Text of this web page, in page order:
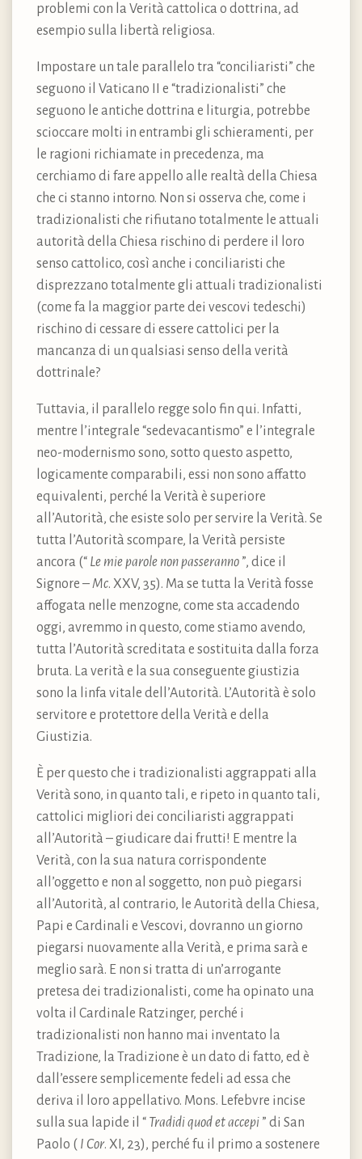
problemi con la Verità cattolica o dottrina, ad
esempio sulla libertà religiosa.
Impostare un tale parallelo tra “conciliaristi” che
seguono il Vaticano II e “tradizionalisti” che
seguono le antiche dottrina e liturgia, potrebbe
scioccare molti in entrambi gli schieramenti, per
le ragioni richiamate in precedenza, ma
cerchiamo di fare appello alle realtà della Chiesa
che ci stanno intorno. Non si osserva che, come i
tradizionalisti che rifiutano totalmente le attuali
autorità della Chiesa rischino di perdere il loro
senso cattolico, così anche i conciliaristi che
disprezzano totalmente gli attuali tradizionalisti
(come fa la maggior parte dei vescovi tedeschi)
rischino di cessare di essere cattolici per la
mancanza di un qualsiasi senso della verità
dottrinale?
Tuttavia, il parallelo regge solo fin qui. Infatti,
mentre l’integrale “sedevacantismo” e l’integrale
neo-modernismo sono, sotto questo aspetto,
logicamente comparabili, essi non sono affatto
equivalenti, perché la Verità è superiore
all’Autorità, che esiste solo per servire la Verità. Se
tutta l’Autorità scompare, la Verità persiste
ancora (“ Le mie parole non passeranno ”, dice il
Signore – Mc. XXV, 35). Ma se tutta la Verità fosse
affogata nelle menzogne, come sta accadendo
oggi, avremmo in questo, come stiamo avendo,
tutta l’Autorità screditata e sostituita dalla forza
bruta. La verità e la sua conseguente giustizia
sono la linfa vitale dell’Autorità. L’Autorità è solo
servitore e protettore della Verità e della
Giustizia.
È per questo che i tradizionalisti aggrappati alla
Verità sono, in quanto tali, e ripeto in quanto tali,
cattolici migliori dei conciliaristi aggrappati
all’Autorità – giudicare dai frutti! E mentre la
Verità, con la sua natura corrispondente
all’oggetto e non al soggetto, non può piegarsi
all’Autorità, al contrario, le Autorità della Chiesa,
Papi e Cardinali e Vescovi, dovranno un giorno
piegarsi nuovamente alla Verità, e prima sarà e
meglio sarà. E non si tratta di un’arrogante
pretesa dei tradizionalisti, come ha opinato una
volta il Cardinale Ratzinger, perché i
tradizionalisti non hanno mai inventato la
Tradizione, la Tradizione è un dato di fatto, ed è
dall’essere semplicemente fedeli ad essa che
deriva il loro appellativo. Mons. Lefebvre incise
sulla sua lapide il “ Tradidi quod et accepi ” di San
Paolo ( I Cor. XI, 23), perché fu il primo a sostenere